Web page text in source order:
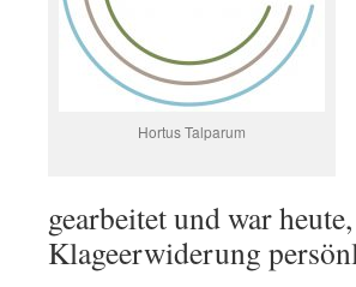
Hortus Talparum
gearbeitet und war
Klageerwiderung